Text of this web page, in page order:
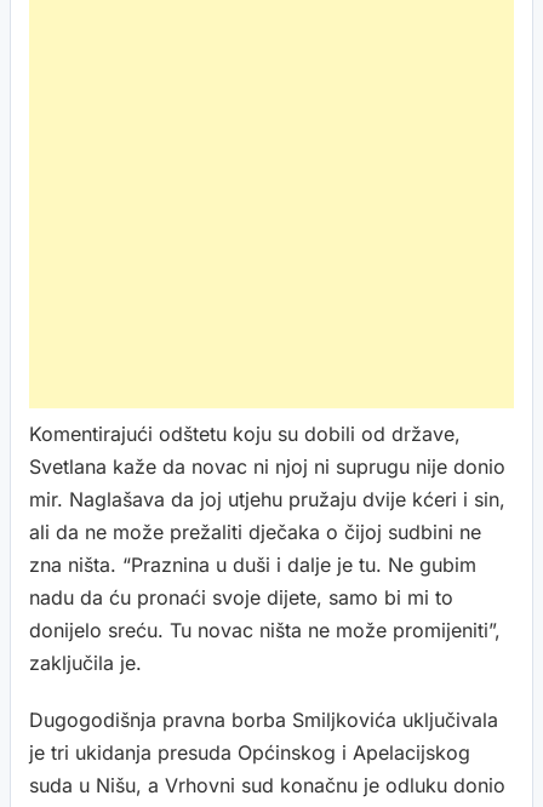
Komentirajući odštetu koju su dobili od države,
Svetlana kaže da novac ni njoj ni suprugu nije donio
mir. Naglašava da joj utjehu pružaju dvije kćeri i sin,
ali da ne može prežaliti dječaka o čijoj sudbini ne
zna ništa. “Praznina u duši i dalje je tu. Ne gubim
nadu da ću pronaći svoje dijete, samo bi mi to
donijelo sreću. Tu novac ništa ne može promijeniti”,
zaključila je.
Dugogodišnja pravna borba Smiljkovića uključivala
je tri ukidanja presuda Općinskog i Apelacijskog
suda u Nišu, a Vrhovni sud konačnu je odluku donio